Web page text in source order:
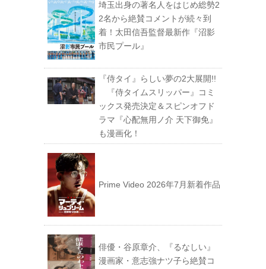
埼玉出身の著名人をはじめ総勢2
2名から絶賛コメントが続々到
着！太田信吾監督最新作『沼影
市民プール』
『侍タイ』らしい夢の2大展開!!
『侍タイムスリッパー』コミ
ックス発売決定＆スピンオフド
ラマ『心配無用ノ介 天下御免』
も漫画化！
Prime Video 2026年7月新着作品
俳優・谷原章介、『るなしい』
漫画家・意志強ナツ子ら絶賛コ